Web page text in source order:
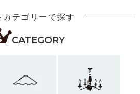
カテゴリーで探す
CATEGORY